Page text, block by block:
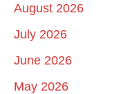
August 2026
July 2026
June 2026
May 2026